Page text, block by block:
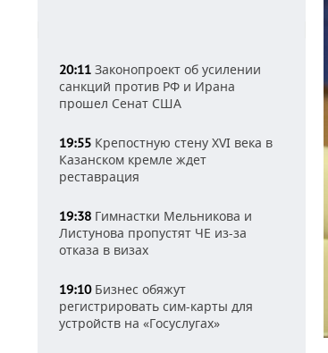
20:11 Законопроект об усилении
санкций против РФ и Ирана
прошел Сенат США
19:55 Крепостную стену XVI века в
Казанском кремле ждет
реставрация
19:38 Гимнастки Мельникова и
Листунова пропустят ЧЕ из-за
отказа в визах
19:10Бизнес обяжут
регистрировать сим-карты для
устройств на «Госуслугах»